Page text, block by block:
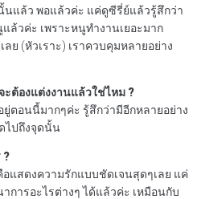
นแล้ว พอแล้วค่ะ แค่ดูซีรี่ย์แล้วรู้สึกว่า
ล้วค่ะ เพราะหนูทำงานเยอะมาก
ลย (หัวเราะ) เราควบคุมหลายอย่าง
ต้องแต่งงานแล้วใช่ไหม ?
ตอนนี้มากๆค่ะ รู้สึกว่ามีอีกหลายอย่าง
ไปถึงจุดนั้น
?
อแสดงความรักแบบชัดเจนสุดๆเลย แค่
การอะไรต่างๆ ได้แล้วค่ะ เหมือนกับ